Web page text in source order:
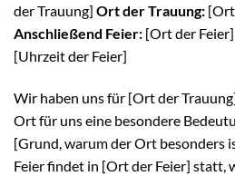
der Trauung] Ort der Trauung:
Anschließend Feier: [Ort der Feier]
[Uhrzeit der Feier]
Wir haben uns für [Ort der
Ort für uns eine besondere
[Grund, warum der Ort besonders
Feier findet in [Ort der Feier] statt,